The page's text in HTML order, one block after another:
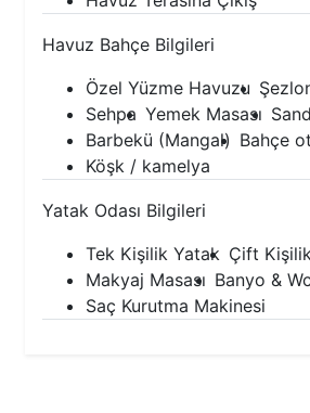
Havuz Bahçe Bilgileri
Özel Yüzme Havuzu
Sehpa Yemek Masası
Barbekü (Mangal) Bahçe
Köşk / kamelya
Yatak Odası Bilgileri
Tek Kişilik Yatak Çift
Makyaj Masası Banyo & Wc
Saç Kurutma Makinesi